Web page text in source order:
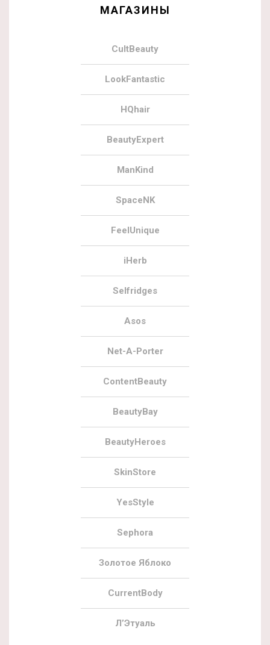
МАГАЗИНЫ
CultBeauty
LookFantastic
HQhair
BeautyExpert
ManKind
SpaceNK
FeelUnique
iHerb
Selfridges
Asos
Net-A-Porter
ContentBeauty
BeautyBay
BeautyHeroes
SkinStore
YesStyle
Sephora
Золотое Яблоко
CurrentBody
Л’Этуаль